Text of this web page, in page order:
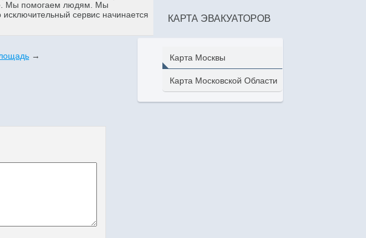
Мы помогаем людям. Мы
сервис начинается
→
КАРТА ЭВАКУАТОРОВ
Карта Москвы
Карта Московской Области